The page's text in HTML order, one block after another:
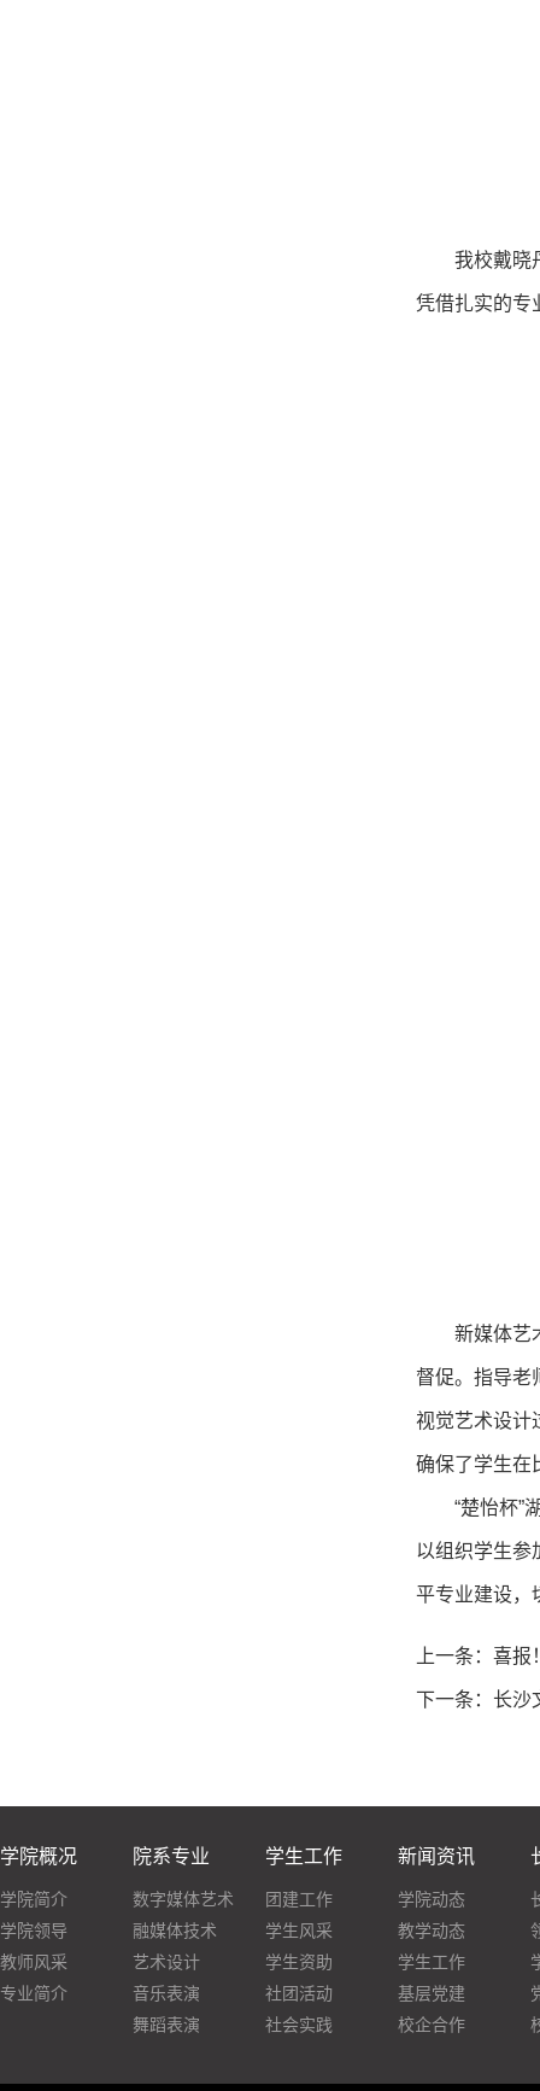
我校戴晓
凭借扎实的专
新媒体艺
督促。指导老
视觉艺术设计
确保了学生在
“楚怡杯”
以组织学生参
平专业建设，
上一条： 喜报
下一条： 长沙
学院概况
学院简介
学院领导
教师风采
专业简介
院系专业
数字媒体艺术
融媒体技术
艺术设计
音乐表演
舞蹈表演
学生工作
团建工作
学生风采
学生资助
社团活动
社会实践
新闻资讯
学院动态
教学动态
学生工作
基层党建
校企合作